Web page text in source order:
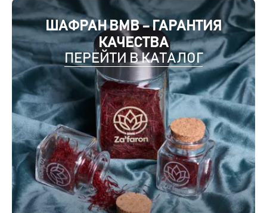
ШАФРАН BMB – ГАРАНТИЯ
КАЧЕСТВА
ПЕРЕЙТИ В КАТАЛОГ